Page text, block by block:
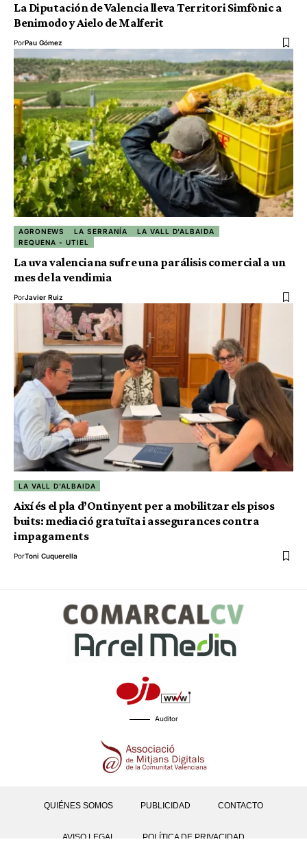
La Diputación de Valencia lleva Territori Simfònic a
Benimodo y Aielo de Malferit
PorPau Gómez
AGRONEWS LA SERRANÍA
LA VALL D'ALBAIDA
REQUENA - UTIEL
La uva valenciana sufre una parálisis comercial a un
mes de la vendimia
PorJavier Ruiz
LA VALL D'ALBAIDA
Així és el pla d’Ontinyent per a mobilitzar els pisos
buits: mediació gratuïta i assegurances contra
impagaments
PorToni Cuquerella
Auditor
QUIÉNES SOMOS PUBLICIDAD CONTACTO
AVISO LEGAL POLÍTICA DE PRIVACIDAD